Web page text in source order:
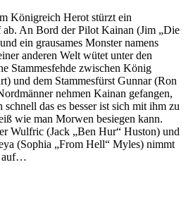
Königreich Herot stürzt ein
ab. An Bord der Pilot Kainan (Jim „Die
ein grausames Monster namens
anderen Welt wütet unter den
Stammesfehde zwischen König
und dem Stammesfürst Gunnar (Ron
nehmen Kainan gefangen,
das es besser ist sich mit ihm zu
wie man Morwen besiegen kann.
Wulfric (Jack „Ben Hur“ Huston) und
(Sophia „From Hell“ Myles) nimmt
auf…